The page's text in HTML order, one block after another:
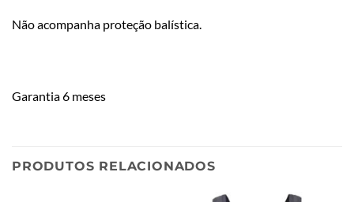
Não acompanha proteção balística.
Garantia 6 meses
PRODUTOS RELACIONADOS